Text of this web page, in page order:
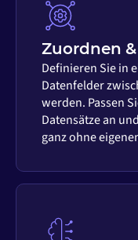
Zuordnen
Definieren Sie in
Datenfelder
werden. Passen
Datensätze an
ganz ohne